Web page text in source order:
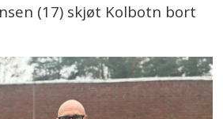
(17) skjøt Kolbotn bort